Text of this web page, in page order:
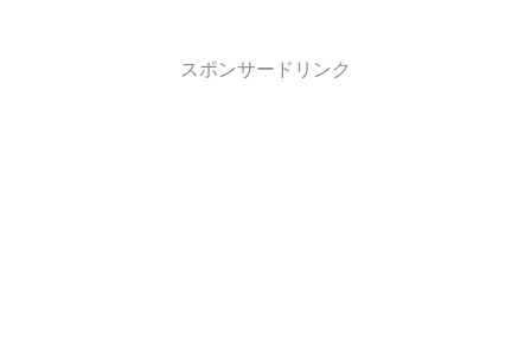
スポンサードリンク